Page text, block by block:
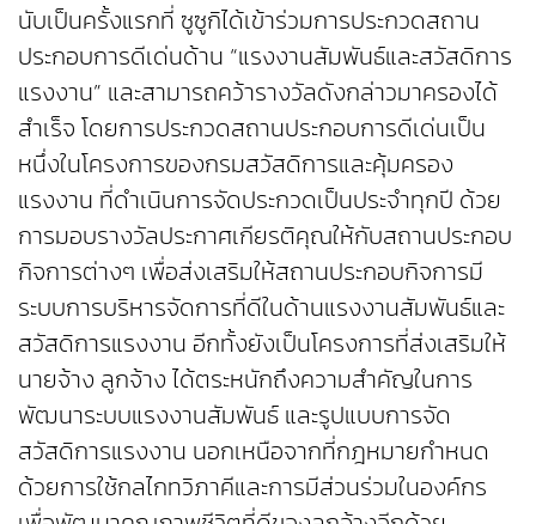
นับเป็นครั้งแรกที่ ซูซูกิได้เข้าร่วมการประกวดสถาน
ประกอบการดีเด่นด้าน “แรงงานสัมพันธ์และสวัสดิการ
แรงงาน” และสามารถคว้ารางวัลดังกล่าวมาครองได้
สำเร็จ โดยการประกวดสถานประกอบการดีเด่นเป็น
หนึ่งในโครงการของกรมสวัสดิการและคุ้มครอง
แรงงาน ที่ดำเนินการจัดประกวดเป็นประจำทุกปี ด้วย
การมอบรางวัลประกาศเกียรติคุณให้กับสถานประกอบ
กิจการต่างๆ เพื่อส่งเสริมให้สถานประกอบกิจการมี
ระบบการบริหารจัดการที่ดีในด้านแรงงานสัมพันธ์และ
สวัสดิการแรงงาน อีกทั้งยังเป็นโครงการที่ส่งเสริมให้
นายจ้าง ลูกจ้าง ได้ตระหนักถึงความสำคัญในการ
พัฒนาระบบแรงงานสัมพันธ์ และรูปแบบการจัด
สวัสดิการแรงงาน นอกเหนือจากที่กฎหมายกำหนด
ด้วยการใช้กลไกทวิภาคีและการมีส่วนร่วมในองค์กร